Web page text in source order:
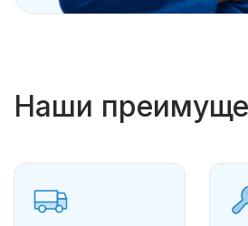
Наши